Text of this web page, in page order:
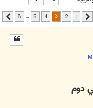
قبلی 2
3
4
5
…
8 بعدی